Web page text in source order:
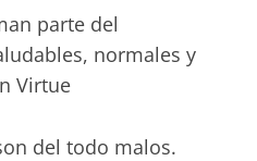
parte del
normales y
Virtue
del todo malos.